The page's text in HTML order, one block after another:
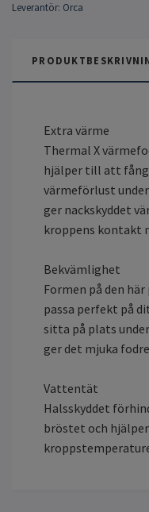
Leverantör: Orca
Extra värme
Thermal X
hjälper till att
värmeförlust
ger nackskyddet
kroppens kontakt
Bekvämlighet
Formen på den
passa perfekt på
sitta på plats
ger det mjuka
Vattentät
Halsskyddet
bröstet och